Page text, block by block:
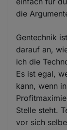
die
Gentechnik
darauf an,
ich die
Es ist egal,
kann, wenn
Stelle steht.
vor sich